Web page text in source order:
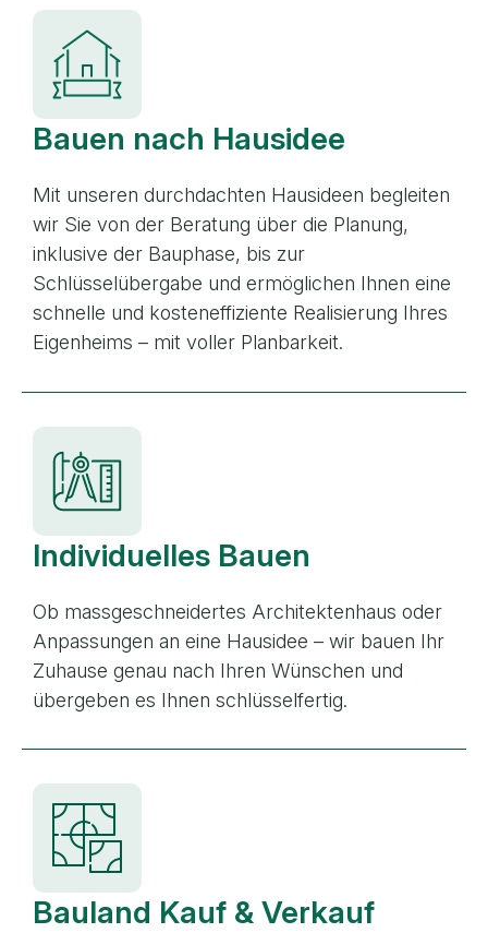
Bauen nach Hausidee
Mit unseren durchdachten Hausideen begleiten
wir Sie von der Beratung über die Planung,
inklusive der Bauphase, bis zur
Schlüsselübergabe und ermöglichen Ihnen eine
schnelle und kosteneffiziente Realisierung Ihres
Eigenheims – mit voller Planbarkeit.
Individuelles Bauen
Ob massgeschneidertes Architektenhaus oder
Anpassungen an eine Hausidee – wir bauen Ihr
Zuhause genau nach Ihren Wünschen und
übergeben es Ihnen schlüsselfertig.
Bauland Kauf & Verkauf